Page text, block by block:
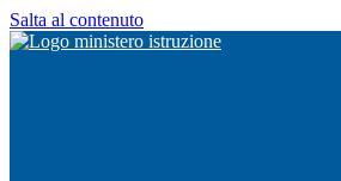
Salta al contenuto